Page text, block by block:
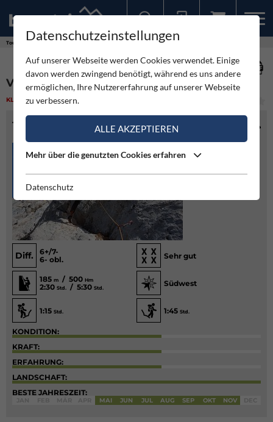
Touren
VIA STELA - RABENSTEINHORN
KLETTERN MITTEL
TOURENINFO
Diff.
6+/7-
6- obl.
Sehr gut
185 m / 500 Hm
2:30 Std. / 5:30 Std.
Südwest
1:15 Std. 1:45 Std.
KONDITION:
KRAFT:
ERFAHRUNG:
LANDSCHAFT:
BESTE JAHRESZEIT:
MAI JUN JUL AUG SEP OKT NOV
Datenschutzeinstellungen
Auf unserer Webseite werden Cookies verwendet. Einige
davon werden zwingend benötigt, während es uns andere
ermöglichen, Ihre Nutzererfahrung auf unserer Webseite
zu verbessern.
ALLE AKZEPTIEREN
Mehr über die genutzten Cookies erfahren
Datenschutz